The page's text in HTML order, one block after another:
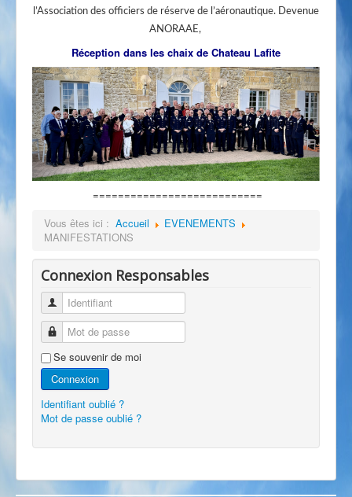
l’Association des officiers de réserve de l’aéronautique. Devenue
ANORAAE,
Réception dans les chaix de Chateau Lafite
===========================
Vous êtes ici : Accueil
EVENEMENTS
MANIFESTATIONS
Connexion Responsables
Identifiant
Mot de passe
Se souvenir de moi
Connexion
Identifiant oublié ?
Mot de passe oublié ?